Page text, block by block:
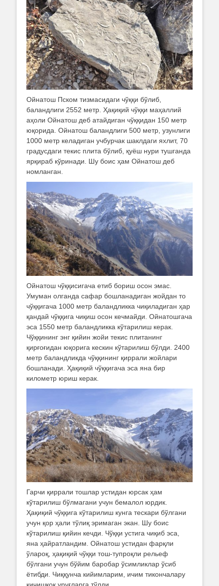
Ойнатош Пском тизмасидаги чўққи бўлиб,
баландлиги 2552 метр. Ҳақиқий чўққи маҳаллий
аҳоли Ойнатош деб атайдиган чўққидан 150 метр
юқорида. Ойнатош баландлиги 500 метр, узунлиги
1000 метр келадиган учбурчак шаклдаги яхлит, 70
градусдаги текис плита бўлиб, қуёш нури тушганда
ярқираб кўринади. Шу боис ҳам Ойнатош деб
номланган.
Ойнатош чўққисигача етиб бориш осон эмас.
Умуман олганда сафар бошланадиган жойдан то
чўққигача 1000 метр баландликка чиқиладиган ҳар
қандай чўққига чиқиш осон кечмайди. Ойнатошгача
эса 1550 метр баландликка кўтарилиш керак.
Чўққининг энг қийин жойи текис плитанинг
қирғоғидан юқорига кескин кўтарилиш бўлди. 2400
метр баландликда чўққининг қиррали жойлари
бошланади. Ҳақиқий чўққигача эса яна бир
километр юриш керак.
Гарчи қиррали тошлар устидан юрсак ҳам
кўтарилиш бўлмагани учун бемалол юрдик.
Ҳақиқий чўққига кўтарилиш кунга тескари бўлгани
учун қор ҳали тўлиқ эримаган экан. Шу боис
кўтарилиш қийин кечди. Чўққи устига чиқиб эса,
яна ҳайратландим. Ойнатош устидан фарқли
ўлароқ, ҳақиқий чўққи тош-тупроқли рельеф
бўлгани учун бўйим баробар ўсимликлар ўсиб
ётибди. Чиққунча кийимларим, ичим тикончалару